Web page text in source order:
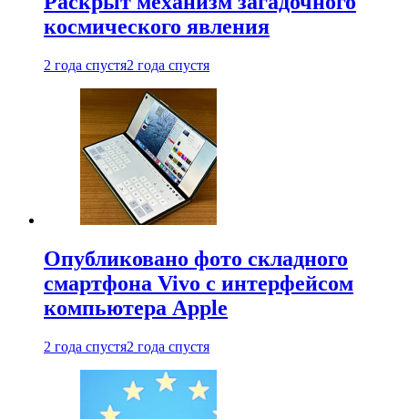
космического явления
2 года спустя2 года спустя
Опубликовано фото складного
смартфона Vivo с интерфейсом
компьютера Apple
2 года спустя2 года спустя